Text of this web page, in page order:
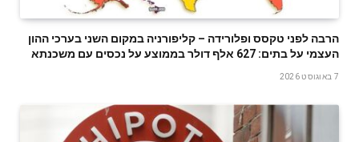
הרבה לפני טקסס ופלורידה – קליפורניה במקום השני בערכי ההון
העצמי על בתים: 627 אלף דולר בממוצע על נכסים עם משכנתא
7 באוגוסט 2026